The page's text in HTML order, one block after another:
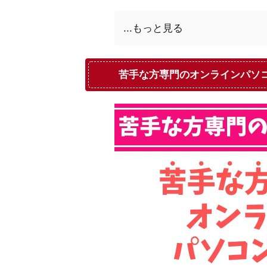
...もっと見る
苦手な方専門のオンラインパソ